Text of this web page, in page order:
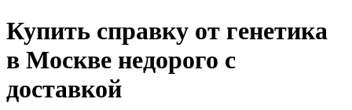
Купить справку от генетика
в Москве недорого с
доставкой